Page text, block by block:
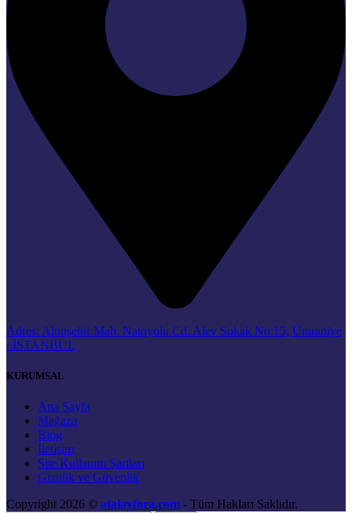
Adres: Altınşehir Mah. Natoyolu Cd. Alev Sokak No:15, Ümraniye
/ İSTANBUL
KURUMSAL
Ana Sayfa
Mağaza
Blog
İletişim
Site Kullanım Şartları
Gizlilik ve Güvenlik
Copyright 2026 © atalayfora.com - Tüm Hakları Saklıdır.